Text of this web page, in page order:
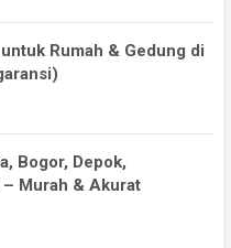
Rumah & Gedung di
Bogor, Depok,
Murah & Akurat